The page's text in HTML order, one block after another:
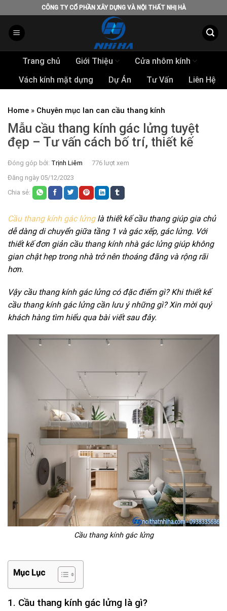
to
content
CÔNG TY CỔ PHẦN XÂY DỰNG VÀ NỘI THẤT NHỊ HÀ
Trang chủ Giới Thiệu
Cửa nhôm kính
Vách kính mặt dựng
Dự Án Tư Vấn Liên Hệ
Home » Chuyên mục lan can cầu thang kính
Mẫu cầu thang kính gác lửng tuyệt
đẹp – Tư vấn cách bố trí, thiết kế
Đóng góp bởi: Trịnh Liêm
776 lượt xem
Đăng ngày 05/12/2023
Chia sẻ:
Cầu thang kính gác lửnglà thiết kế cầu thang giúp gia chủ
dễ dàng di chuyển giữa tầng 1 và gác xếp, gác lửng. Với
thiết kế đơn giản cầu thang kính nhà gác lửng giúp không
gian chật hẹp trong nhà trở nên thoáng đãng và rộng rãi
hơn.
Vậy cầu thang kính gác lửng có đặc điểm gì? Khi thiết kế
cầu thang kính gác lửng cần lưu ý những gì? Xin mời quý
khách hàng tìm hiểu qua bài viết sau đây.
Cầu thang kính gác lửng
Mục Lục
1. Cầu thang kính gác lửng là gì?